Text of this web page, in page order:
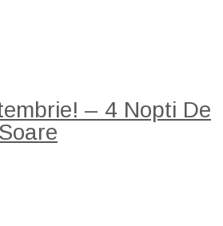
– 4 Nopti De